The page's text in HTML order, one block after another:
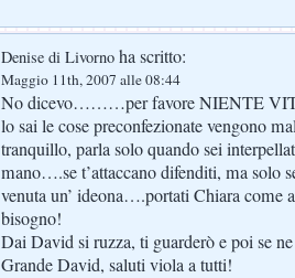
Denise di Livorno ha scritto:
Maggio 11th, 2007 alle 08:44
No dicevo………per favore NIENTE
lo sai le cose preconfezionate vengono
tranquillo, parla solo quando sei
mano….se t’attaccano difenditi, ma solo
venuta un’ ideona….portati Chiara come
bisogno!
Dai David si ruzza, ti guarderò e poi se
Grande David, saluti viola a tutti!